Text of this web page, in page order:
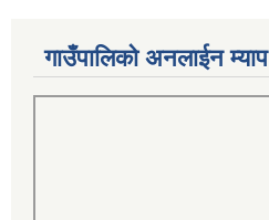
गाउँपालिको अनलाईन म्याप